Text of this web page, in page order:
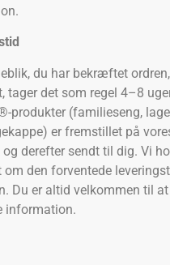
du har bekræftet
tager det som regel 4–8
produkter (familieseng,
er fremstillet på
derefter sendt til dig. Vi
om den forventede
Du er altid velkommen til
information.